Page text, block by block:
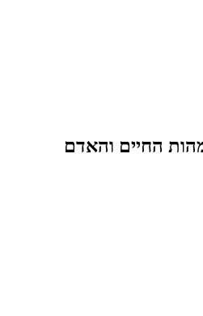
החיים והאדם